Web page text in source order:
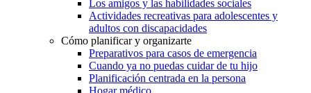
Los amigos y las habilidades sociales
Actividades recreativas para adolescentes y
adultos con discapacidades
Cómo planificar y organizarte
Preparativos para casos de emergencia
Cuando ya no puedas cuidar de tu hijo
Planificación centrada en la persona
Hogar médico